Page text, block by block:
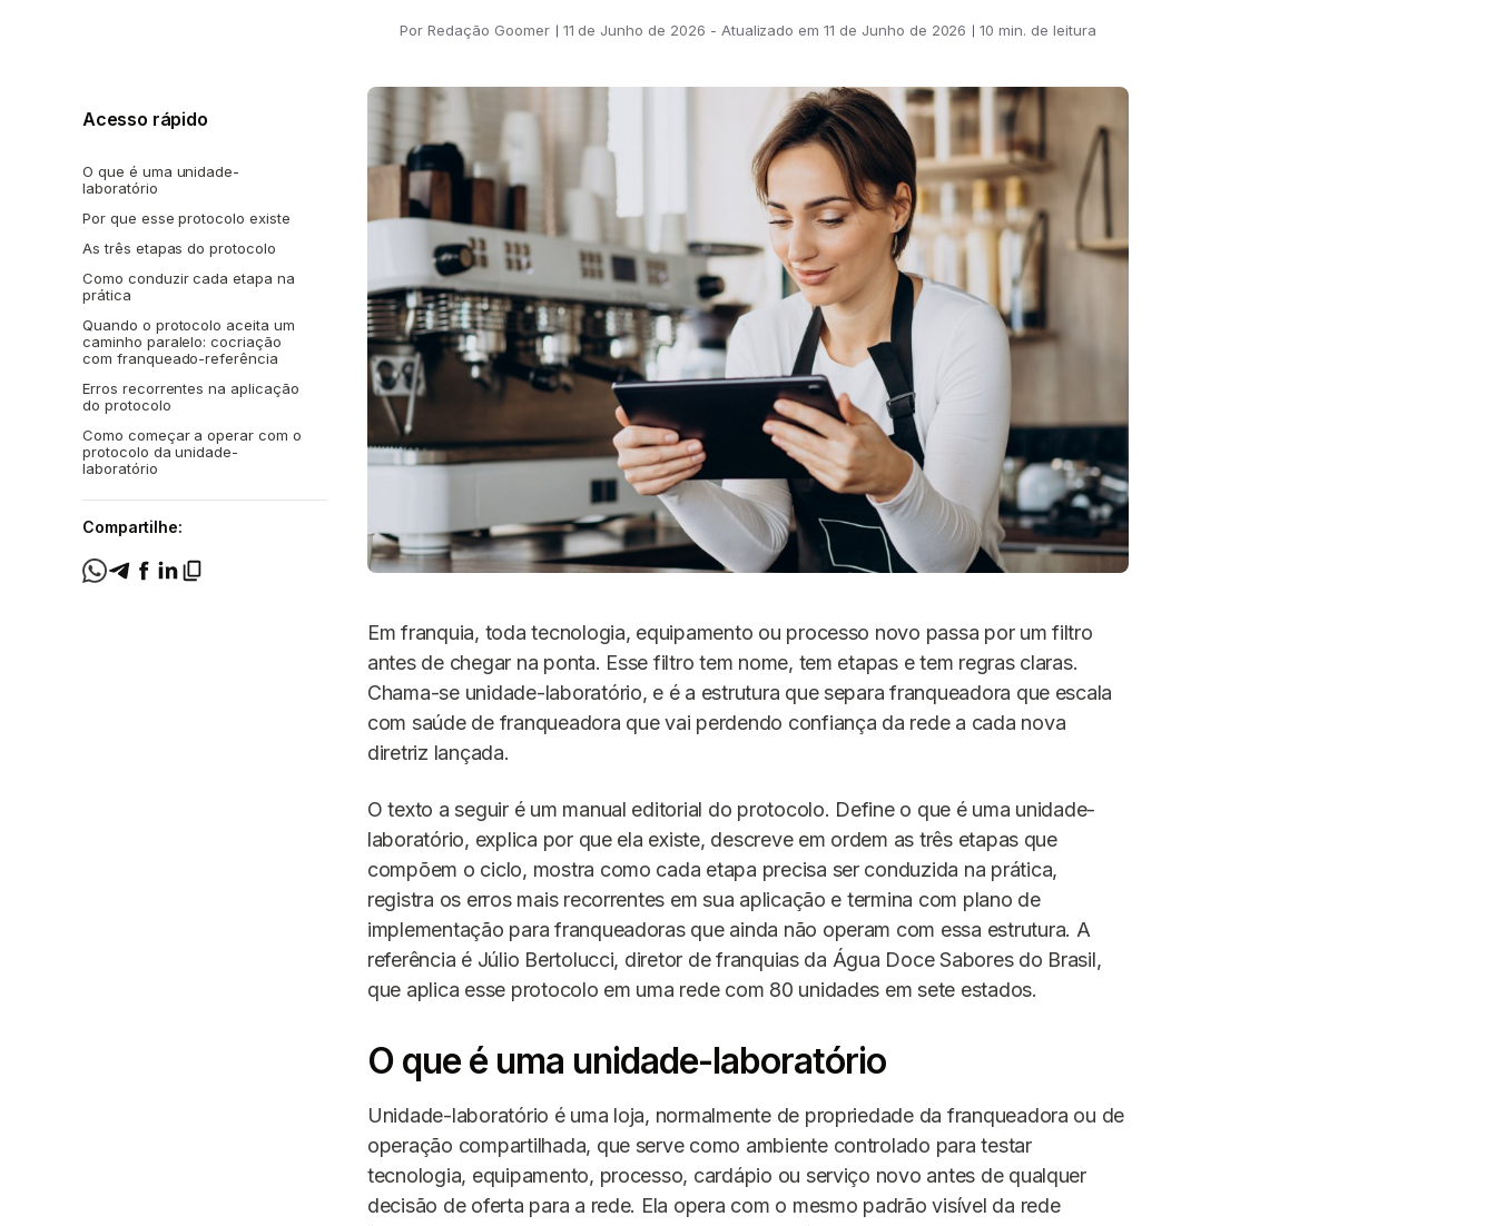
Por Redação Goomer 11 de Junho de 2026 - Atualizado em 11 de Junho de 2026 10 min. de leitura
Acesso rápido
O que é uma unidade-
laboratório
Por que esse protocolo existe
As três etapas do protocolo
Como conduzir cada etapa na
prática
Quando o protocolo aceita um
caminho paralelo: cocriação
com franqueado-referência
Erros recorrentes na aplicação
do protocolo
Como começar a operar com o
protocolo da unidade-
laboratório
Compartilhe:
Em franquia, toda tecnologia, equipamento ou processo novo passa por um filtro
antes de chegar na ponta. Esse filtro tem nome, tem etapas e tem regras claras.
Chama-se unidade-laboratório, e é a estrutura que separa franqueadora que escala
com saúde de franqueadora que vai perdendo confiança da rede a cada nova
diretriz lançada.
O texto a seguir é um manual editorial do protocolo. Define o que é uma unidade-
laboratório, explica por que ela existe, descreve em ordem as três etapas que
compõem o ciclo, mostra como cada etapa precisa ser conduzida na prática,
registra os erros mais recorrentes em sua aplicação e termina com plano de
implementação para franqueadoras que ainda não operam com essa estrutura. A
referência é Júlio Bertolucci, diretor de franquias da Água Doce Sabores do Brasil,
que aplica esse protocolo em uma rede com 80 unidades em sete estados.
O que é uma unidade-laboratório
Unidade-laboratório é uma loja, normalmente de propriedade da franqueadora ou de
operação compartilhada, que serve como ambiente controlado para testar
tecnologia, equipamento, processo, cardápio ou serviço novo antes de qualquer
decisão de oferta para a rede. Ela opera com o mesmo padrão visível da rede